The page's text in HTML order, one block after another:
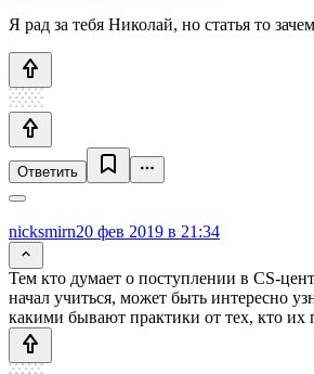
Я рад за тебя Николай, но статья то
Ответить
nicksmirn20 фев 2019 в 21:34
Тем кто думает о поступлении в CS-
начал учиться, может быть интересно
какими бывают практики от тех, кто их